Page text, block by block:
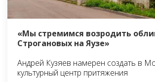
«Мы стремимся возродить
Строгановых на Яузе»
Андрей Кузяев намерен создать в
культурный центр притяжения